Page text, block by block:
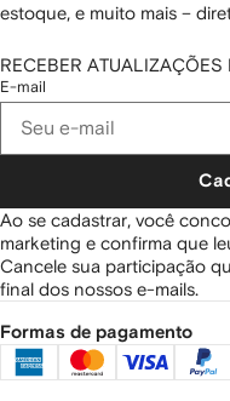
estoque, e muito mais –
RECEBER ATUALIZAÇÕES
E-mail
Ao se cadastrar, você
marketing e confirma que
Cancele sua participação
final dos nossos e-mails.
Formas de pagamento